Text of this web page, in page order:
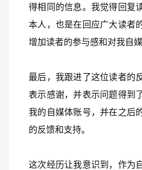
得相同的信息。我觉得回复
本人，也是在回应广大读者
增加读者的参与感和对我自
最后，我跟进了这位读者的
表示感谢，并表示问题得到
我的自媒体账号，并在之后
的反馈和支持。
这次经历让我意识到，作为